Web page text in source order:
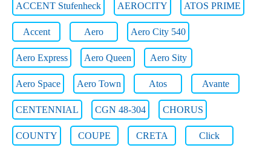
ACCENT Stufenheck AEROCITY ATOS PRIME
Accent Aero Aero City 540
Aero Express Aero Queen Aero Sity
Aero Space Aero Town Atos Avante
CENTENNIAL CGN 48-304 CHORUS
COUNTY COUPE CRETA Click